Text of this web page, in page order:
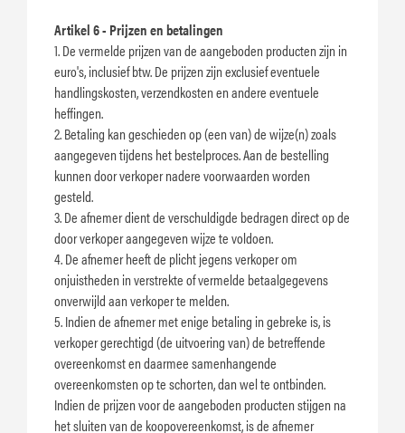
Artikel 6 - Prijzen en betalingen
1. De vermelde prijzen van de aangeboden producten zijn in
euro's, inclusief btw. De prijzen zijn exclusief eventuele
handlingskosten, verzendkosten en andere eventuele
heffingen.
2. Betaling kan geschieden op (een van) de wijze(n) zoals
aangegeven tijdens het bestelproces. Aan de bestelling
kunnen door verkoper nadere voorwaarden worden
gesteld.
3. De afnemer dient de verschuldigde bedragen direct op de
door verkoper aangegeven wijze te voldoen.
4. De afnemer heeft de plicht jegens verkoper om
onjuistheden in verstrekte of vermelde betaalgegevens
onverwijld aan verkoper te melden.
5. Indien de afnemer met enige betaling in gebreke is, is
verkoper gerechtigd (de uitvoering van) de betreffende
overeenkomst en daarmee samenhangende
overeenkomsten op te schorten, dan wel te ontbinden.
Indien de prijzen voor de aangeboden producten stijgen na
het sluiten van de koopovereenkomst, is de afnemer